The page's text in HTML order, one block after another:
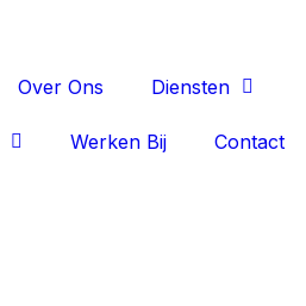
Over Ons Diensten
Werken Bij Contact